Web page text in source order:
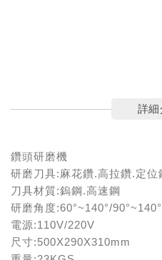
詳細
鑽頭研磨機
研磨刀具:麻花鑽.高拉鑽.定位
刀具材質:鎢鋼.高速鋼
研磨角度:60°~140°/90°~140°
電源:110V/220V
尺寸:500X290X310mm